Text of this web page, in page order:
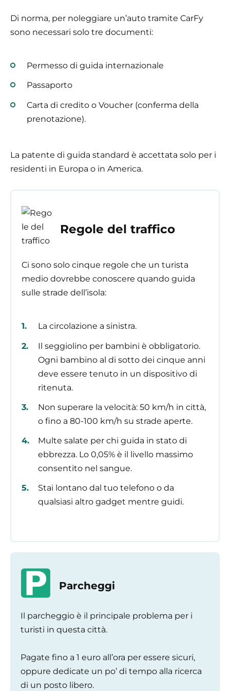
Di norma, per noleggiare un’auto tramite CarFy
sono necessari solo tre documenti:
Permesso di guida internazionale
Passaporto
Carta di credito o Voucher (conferma della
prenotazione).
La patente di guida standard è accettata solo per i
residenti in Europa o in America.
Regole del traffico
Ci sono solo cinque regole che un turista
medio dovrebbe conoscere quando guida
sulle strade dell’isola:
La circolazione a sinistra.
Il seggiolino per bambini è obbligatorio.
Ogni bambino al di sotto dei cinque anni
deve essere tenuto in un dispositivo di
ritenuta.
Non superare la velocità: 50 km/h in città,
o fino a 80-100 km/h su strade aperte.
Multe salate per chi guida in stato di
ebbrezza. Lo 0,05% è il livello massimo
consentito nel sangue.
Stai lontano dal tuo telefono o da
qualsiasi altro gadget mentre guidi.
Parcheggi
Il parcheggio è il principale problema per i
turisti in questa città.
Pagate fino a 1 euro all’ora per essere sicuri,
oppure dedicate un po’ di tempo alla ricerca
di un posto libero.